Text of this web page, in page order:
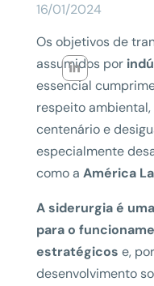
16/01/2024
Os objetivos de
assumidos por
essencial
respeito
centenário e
especialmente
como a América
A siderurgia é
para o
estratégicos e,
desenvolvimento